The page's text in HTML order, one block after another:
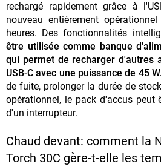
rechargé rapidement grâce à
nouveau entièrement
heures. Des fonctionnalités
être utilisée comme banque
qui permet de recharger d'autres
USB-C avec une puissance de 45
de fuite, prolonger la durée de
opérationnel, le pack d'accus peut
d'un interrupteur.
Chaud devant: comment la
Torch 30C gère-t-elle les